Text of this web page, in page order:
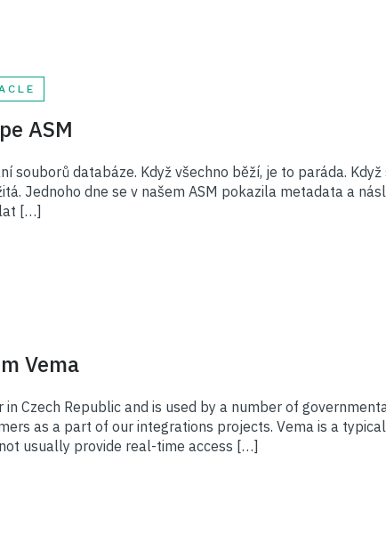
ASM
souborů databáze. Když všechno běží, je to paráda.
Jednoho dne se v našem ASM pokazila metadata a
[…]
Vema
Czech Republic and is used by a number of
as a part of our integrations projects. Vema is a
usually provide real-time access […]